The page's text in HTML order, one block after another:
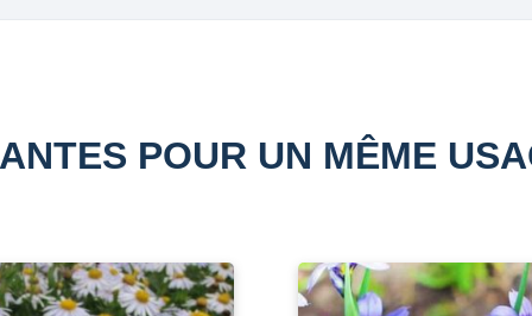
POUR UN MÊME